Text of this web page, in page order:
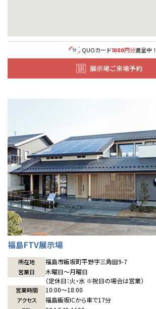
QUOカード1000円分進呈中！
展示場ご来場予約
福島FTV展示場
所在地 福島市飯坂町平野字三角田9-7
営業日
木曜日〜月曜日
（定休日：火・水 ※祝日の場合は営業）
営業時間 10:00〜18:00
アクセス 福島飯坂ICから車で17分